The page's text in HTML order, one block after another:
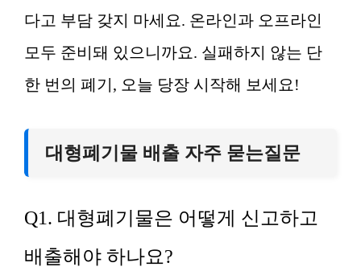
다고 부담 갖지 마세요. 온라인과 오프라인
모두 준비돼 있으니까요. 실패하지 않는 단
한 번의 폐기, 오늘 당장 시작해 보세요!
대형폐기물 배출 자주 묻는질문
Q1. 대형폐기물은 어떻게 신고하고
배출해야 하나요?